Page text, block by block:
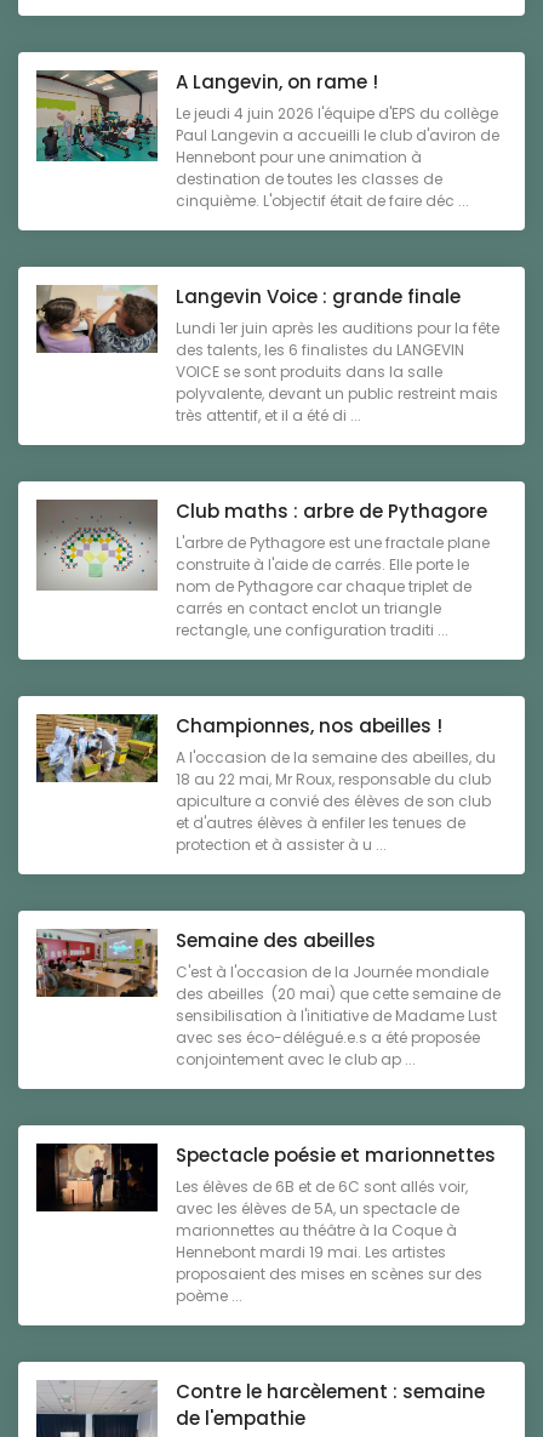
A Langevin, on rame !
Le jeudi 4 juin 2026 l'équipe d'EPS du collège
Paul Langevin a accueilli le club d'aviron de
Hennebont pour une animation à
destination de toutes les classes de
cinquième. L'objectif était de faire déc ...
Langevin Voice : grande finale
Lundi 1er juin après les auditions pour la fête
des talents, les 6 finalistes du LANGEVIN
VOICE se sont produits dans la salle
polyvalente, devant un public restreint mais
très attentif, et il a été di ...
Club maths : arbre de Pythagore
L'arbre de Pythagore est une fractale plane
construite à l'aide de carrés. Elle porte le
nom de Pythagore car chaque triplet de
carrés en contact enclot un triangle
rectangle, une configuration traditi ...
Championnes, nos abeilles !
A l'occasion de la semaine des abeilles, du
18 au 22 mai, Mr Roux, responsable du club
apiculture a convié des élèves de son club
et d'autres élèves à enfiler les tenues de
protection et à assister à u ...
Semaine des abeilles
C'est à l'occasion de la Journée mondiale
des abeilles (20 mai) que cette semaine de
sensibilisation à l'initiative de Madame Lust
avec ses éco-délégué.e.s a été proposée
conjointement avec le club ap ...
Spectacle poésie et marionnettes
Les élèves de 6B et de 6C sont allés voir,
avec les élèves de 5A, un spectacle de
marionnettes au théâtre à la Coque à
Hennebont mardi 19 mai. Les artistes
proposaient des mises en scènes sur des
poème ...
Contre le harcèlement : semaine
de l'empathie